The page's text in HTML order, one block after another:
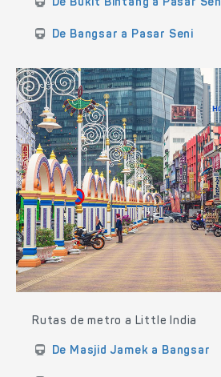
De Bukit Bintang a Pasar Seni
De Bangsar a Pasar Seni
Rutas de metro a Little India
De Masjid Jamek a Bangsar